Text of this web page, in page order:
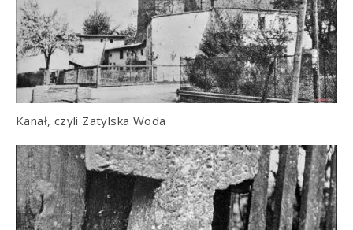
Kanał, czyli Zatylska Woda